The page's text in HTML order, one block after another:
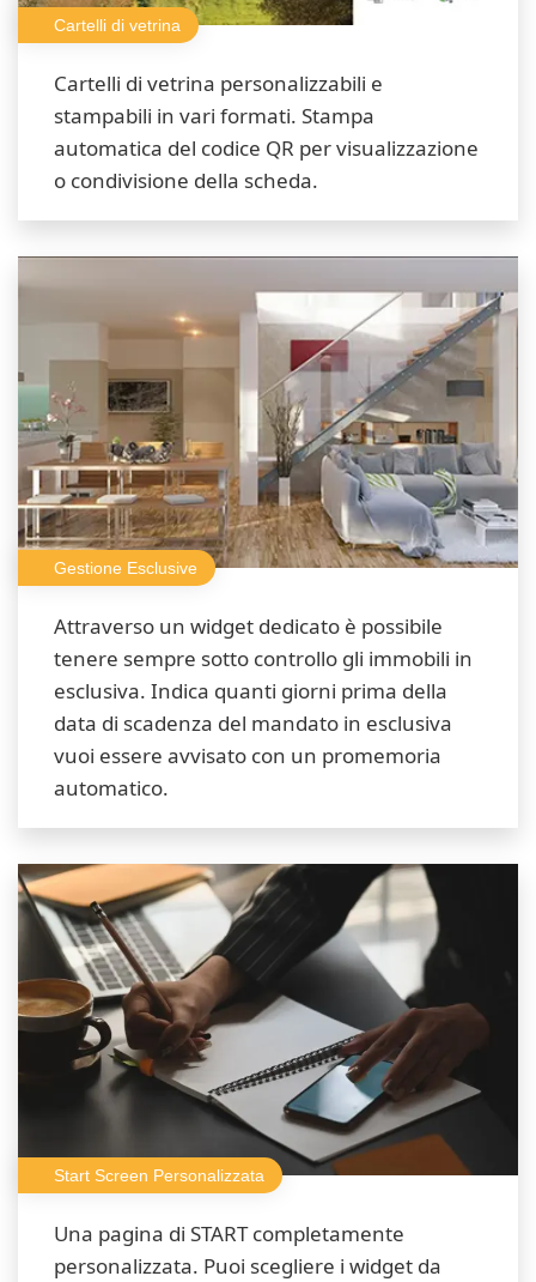
Cartelli di vetrina
Cartelli di vetrina personalizzabili e
stampabili in vari formati. Stampa
automatica del codice QR per visualizzazione
o condivisione della scheda.
Gestione Esclusive
Attraverso un widget dedicato è possibile
tenere sempre sotto controllo gli immobili in
esclusiva. Indica quanti giorni prima della
data di scadenza del mandato in esclusiva
vuoi essere avvisato con un promemoria
automatico.
Start Screen Personalizzata
Una pagina di START completamente
personalizzata. Puoi scegliere i widget da